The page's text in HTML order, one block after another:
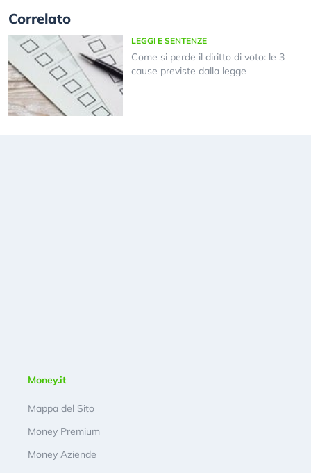
Correlato
LEGGI E SENTENZE
Come si perde il diritto di voto: le 3
cause previste dalla legge
Money.it
Mappa del Sito
Money Premium
Money Aziende